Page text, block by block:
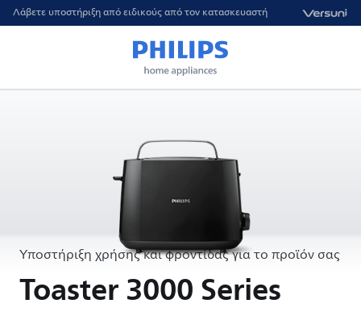
Λάβετε υποστήριξη από ειδικούς από τον κατασκευαστή
Υποστήριξη χρήσης και φροντίδας για το προϊόν σας
Toaster 3000 Series